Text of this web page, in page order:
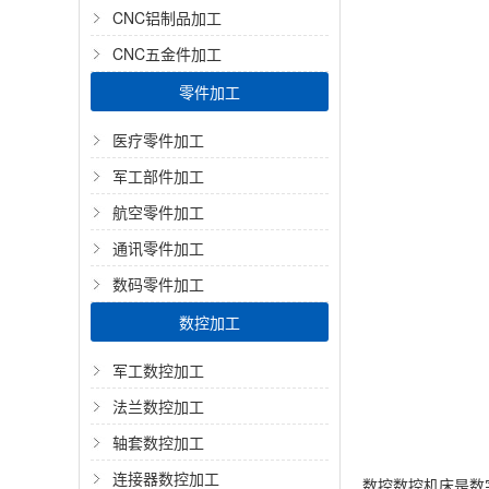
CNC铝制品加工
CNC五金件加工
零件加工
医疗零件加工
军工部件加工
航空零件加工
通讯零件加工
数码零件加工
数控加工
军工数控加工
法兰数控加工
轴套数控加工
连接器数控加工
数控数控机床是